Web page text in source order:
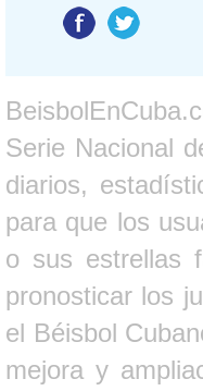
Serie Nacional
diarios,
para que los
o sus estrellas
pronosticar los
el Béisbol
mejora y